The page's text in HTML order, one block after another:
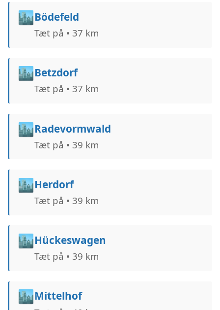
🏙️Bödefeld
Tæt på • 37 km
🏙️Betzdorf
Tæt på • 37 km
🏙️Radevormwald
Tæt på • 39 km
🏙️Herdorf
Tæt på • 39 km
🏙️Hückeswagen
Tæt på • 39 km
🏙️Mittelhof